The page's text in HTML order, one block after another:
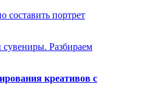
составить портрет
Разбираем
креативов с